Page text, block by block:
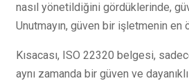
nasıl yönetildiğini gördüklerinde,
Unutmayın, güven bir işletmenin en
Kısacası, ISO 22320 belgesi,
aynı zamanda bir güven ve